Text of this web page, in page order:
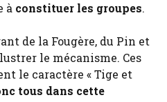
à constituer les groupes.
de la Fougère, du Pin et
le mécanisme. Ces
le caractère « Tige et
tous dans cette